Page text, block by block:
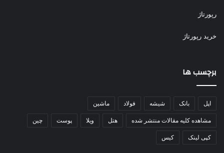
رپورتاژ
خرید رپورتاژ
برچسب ها
اپل بانک شیشه فولاد ماشین
مشاهده کلیه مقالات منتشر شده هتل ویلا پوست چین
کپی لینک کیس